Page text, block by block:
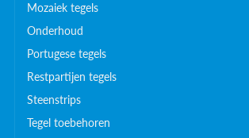
Mozaiek tegels
Onderhoud
Portugese tegels
Restpartijen tegels
Steenstrips
Tegel toebehoren